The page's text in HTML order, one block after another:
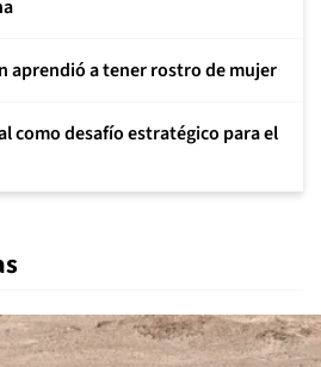
aprendió a tener rostro de mujer
como desafío estratégico para el